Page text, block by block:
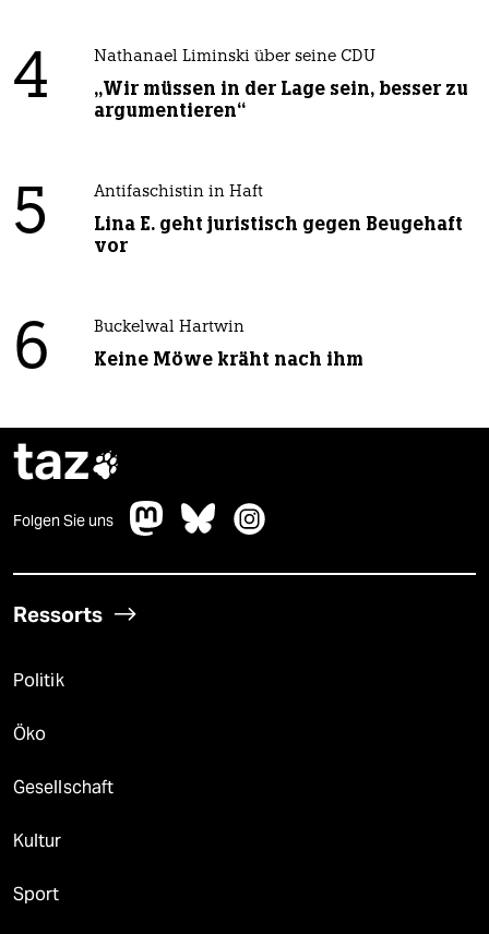
4 Nathanael Liminski über seine CDU
„Wir müssen in der Lage sein, besser zu
argumentieren“
5 Antifaschistin in Haft
Lina E. geht juristisch gegen Beugehaft
vor
6 Buckelwal Hartwin
Keine Möwe kräht nach ihm
taz
Folgen Sie uns
Ressorts
Politik
Öko
Gesellschaft
Kultur
Sport